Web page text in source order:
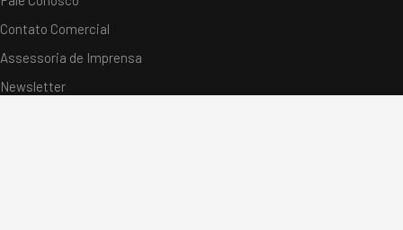
Contato Comercial
Assessoria de Imprensa
Newsletter